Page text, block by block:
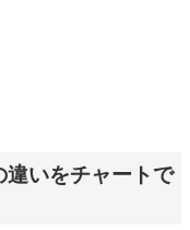
違いをチャートで